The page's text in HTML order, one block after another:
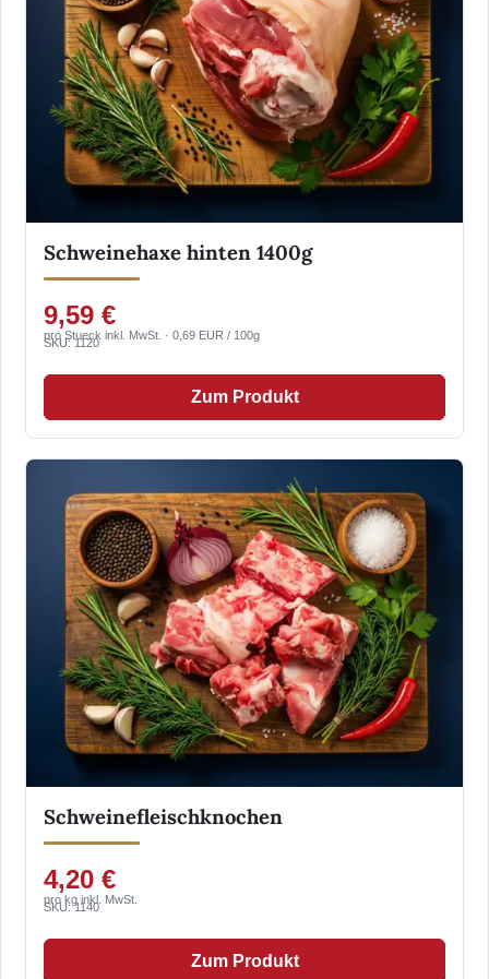
Schweinehaxe hinten 1400g
9,59 €
pro Stueck inkl. MwSt. · 0,69 EUR / 100g
SKU: 1120
Zum Produkt
Schweinefleischknochen
4,20 €
pro kg inkl. MwSt.
SKU: 1140
Zum Produkt